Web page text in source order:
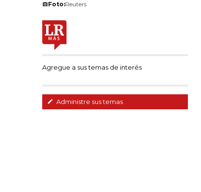
Foto:Reuters
Agregue a sus temas de interés
Administre sus temas